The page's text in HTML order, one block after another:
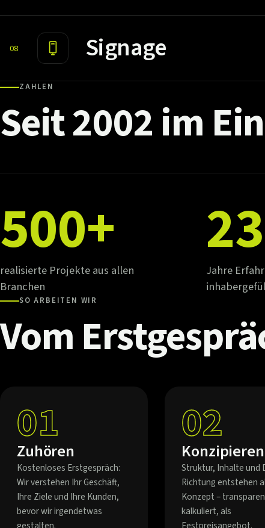
08 Signage
ZAHLEN
Seit2002im
500+
realisierte Projekte aus allen
Branchen
23
Jahre
SO ARBEITEN WIR
Vom
01
Zuhören
Kostenloses Erstgespräch:
Wir verstehen Ihr Geschäft,
Ihre Ziele und Ihre Kunden,
bevor wir irgendetwas
02
Konzipieren
Struktur, Inhalte und
Richtung entstehen
Konzept –
kalkuliert, als